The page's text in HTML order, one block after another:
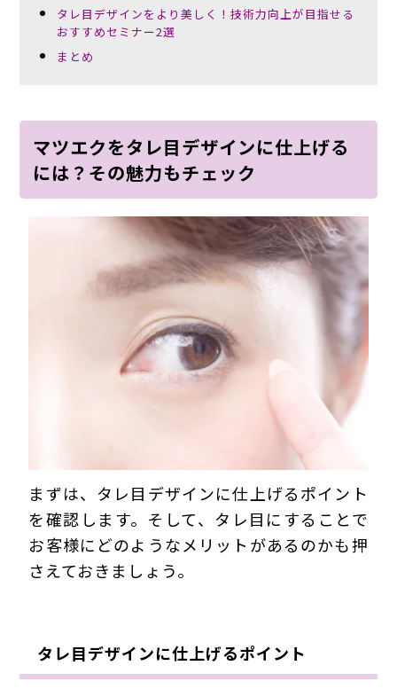
タレ目デザインをより美しく！技術力向上が目指せる
おすすめセミナー2選
まとめ
マツエクをタレ目デザインに仕上げる
には？その魅力もチェック
まずは、タレ目デザインに仕上げるポイント
を確認します。そして、タレ目にすることで
お客様にどのようなメリットがあるのかも押
さえておきましょう。
タレ目デザインに仕上げるポイント